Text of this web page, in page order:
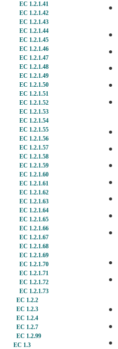
EC 1.2.1.41
EC 1.2.1.42
EC 1.2.1.43
EC 1.2.1.44
EC 1.2.1.45
EC 1.2.1.46
EC 1.2.1.47
EC 1.2.1.48
EC 1.2.1.49
EC 1.2.1.50
EC 1.2.1.51
EC 1.2.1.52
EC 1.2.1.53
EC 1.2.1.54
EC 1.2.1.55
EC 1.2.1.56
EC 1.2.1.57
EC 1.2.1.58
EC 1.2.1.59
EC 1.2.1.60
EC 1.2.1.61
EC 1.2.1.62
EC 1.2.1.63
EC 1.2.1.64
EC 1.2.1.65
EC 1.2.1.66
EC 1.2.1.67
EC 1.2.1.68
EC 1.2.1.69
EC 1.2.1.70
EC 1.2.1.71
EC 1.2.1.72
EC 1.2.1.73
EC 1.2.2
EC 1.2.3
EC 1.2.4
EC 1.2.7
EC 1.2.99
EC 1.3